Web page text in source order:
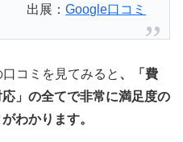
出展：Google口コミ
コミを見てみると 、「費
」の全てで非常に満足度の
わかります。